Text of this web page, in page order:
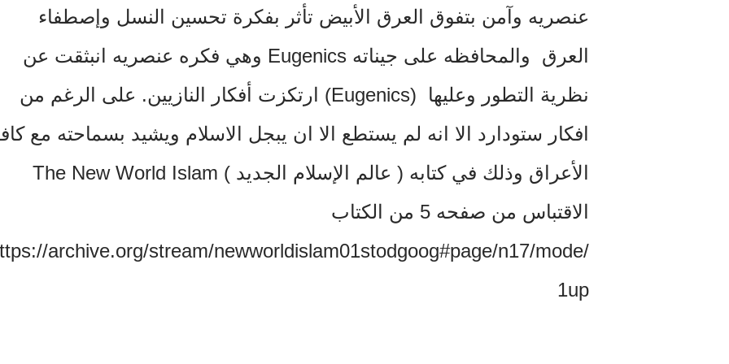
عنصريه وآمن بتفوق العرق الأبيض تأثر بفكرة تحسين النسل وإصطفاء
العرق والمحافظه على جيناته Eugenics وهي فكره عنصريه انبثقت عن
نظرية التطور وعليها (Eugenics) ارتكزت أفكار النازيين. على الرغم من
افكار ستودارد الا انه لم يستطع الا ان يبجل الاسلام ويشيد بسماحته مع
الأعراق وذلك في كتابه ( عالم الإسلام الجديد ) The New World Islam
الاقتباس من صفحه 5 من الكتاب
archive.org/stream/newworldislam01stodgoog#page/n17/mode/
1up